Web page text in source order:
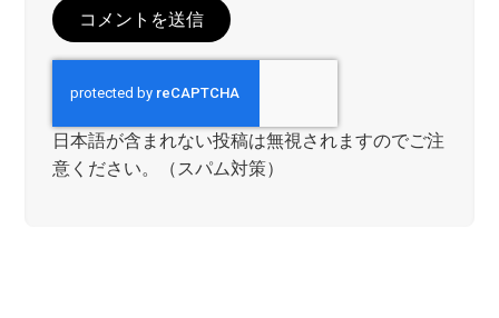
日本語が含まれない投稿は無視されますのでご注
意ください。（スパム対策）